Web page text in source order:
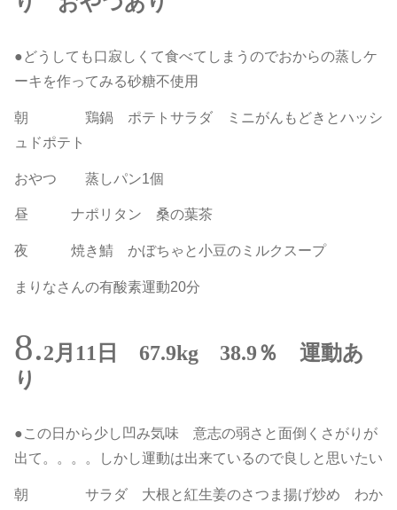
●どうしても口寂しくて食べてしまうのでおからの蒸しケ
ーキを作ってみる砂糖不使用
朝 鶏鍋 ポテトサラダ ミニがんもどきとハッシ
ュドポテト
おやつ 蒸しパン1個
昼 ナポリタン 桑の葉茶
夜 焼き鯖 かぼちゃと小豆のミルクスープ
まりなさんの有酸素運動20分
2月11日 67.9kg 38.9％ 運動あ
り
●この日から少し凹み気味 意志の弱さと面倒くさがりが
出て。。。。しかし運動は出来ているので良しと思いたい
朝 サラダ 大根と紅生姜のさつま揚げ炒め わか